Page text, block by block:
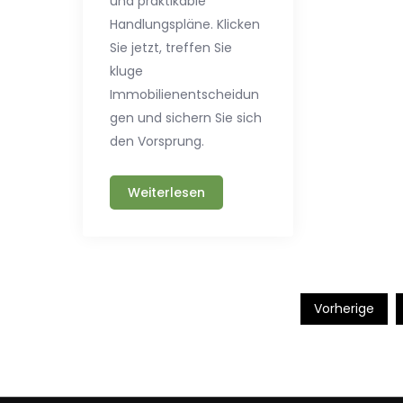
Handlungspläne. Klicken
Sie jetzt, treffen Sie
kluge
Immobilienentscheidun
gen und sichern Sie sich
den Vorsprung.
Weiterlesen
Vorherige